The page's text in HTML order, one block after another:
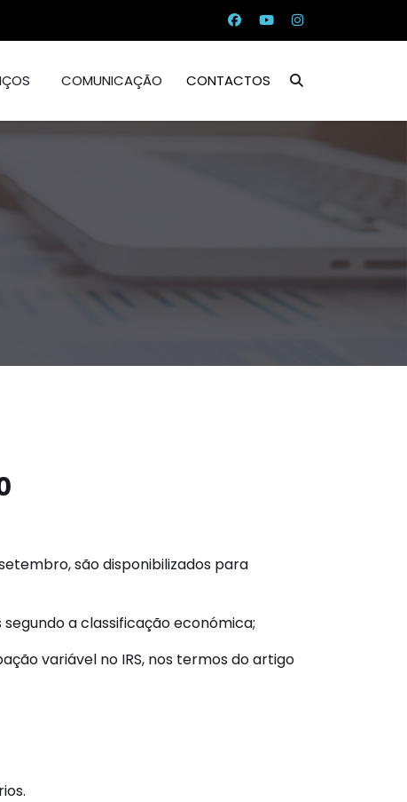
COMUNICAÇÃO CONTACTOS
são disponibilizados para
a classificação económica;
variável no IRS, nos termos do artigo